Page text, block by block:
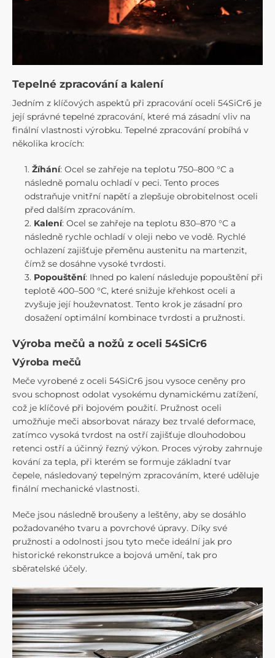
Tepelné zpracování a kalení
Jedním z klíčových aspektů při zpracování oceli 54SiCr6 je
její správné tepelné zpracování, které má zásadní vliv na
finální vlastnosti výrobku. Tepelné zpracování probíhá v
několika krocích:
Žíhání: Ocel se zahřeje na teplotu 750–800 °C a
následně pomalu ochladí v peci. Tento proces
odstraňuje vnitřní napětí a zlepšuje obrobitelnost oceli
před dalším zpracováním.
Kalení: Ocel se zahřeje na teplotu 830–870 °C a
následně rychle ochladí v oleji nebo ve vodě. Rychlé
ochlazení zajišťuje přeměnu austenitu na martenzit,
čímž se dosáhne vysoké tvrdosti.
Popouštění: Ihned po kalení následuje popouštění při
teplotě 400–500 °C, které snižuje křehkost oceli a
zvyšuje její houževnatost. Tento krok je zásadní pro
dosažení optimální kombinace tvrdosti a pružnosti.
Výroba mečů a nožů z oceli 54SiCr6
Výroba mečů
Meče vyrobené z oceli 54SiCr6 jsou vysoce ceněny pro
svou schopnost odolat vysokému dynamickému zatížení,
což je klíčové při bojovém použití. Pružnost oceli
umožňuje meči absorbovat nárazy bez trvalé deformace,
zatímco vysoká tvrdost na ostří zajišťuje dlouhodobou
retenci ostří a účinný řezný výkon. Proces výroby zahrnuje
kování za tepla, při kterém se formuje základní tvar
čepele, následovaný tepelným zpracováním, které uděluje
finální mechanické vlastnosti.
Meče jsou následně broušeny a leštěny, aby se dosáhlo
požadovaného tvaru a povrchové úpravy. Díky své
pružnosti a odolnosti jsou tyto meče ideální jak pro
historické rekonstrukce a bojová umění, tak pro
sběratelské účely.